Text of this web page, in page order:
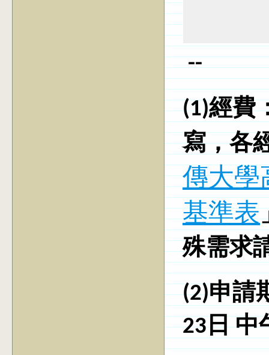
--
(1)經費
寫，各
傳大學
基準表
殊需求
(2)申請
23日 中